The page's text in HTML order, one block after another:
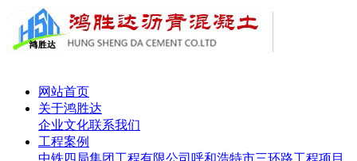
网站首页
关于鸿胜达
企业文化联系我们
工程案例
中铁四局集团工程有限公司呼和浩特市三环路工程项目